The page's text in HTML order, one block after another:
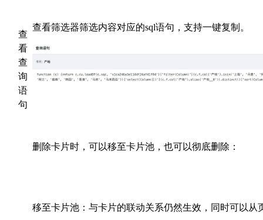
查
看
查
询
语
句
查看筛选器筛选内容对应的sql语句，支持一键复制。
删除卡片时，可以移至卡片池，也可以彻底删除：
移至卡片池：与卡片的联动关系仍然生效，同时可以从